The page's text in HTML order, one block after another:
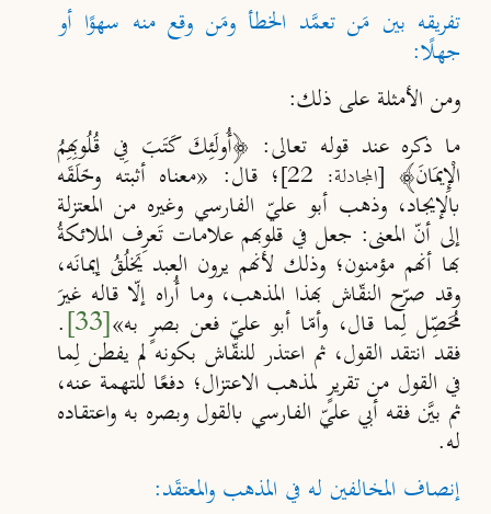
تفريقه بين مَن تعمَّد الخطأ ومَن وقع منه سهوًا أو
جهلًا:
ومن الأمثلة على ذلك:
ما ذكره عند قوله تعالى: ﴿أُولَئِكَ كَتَبَ فِي قُلُوبِهِمُ
الْإِيمَانَ﴾ [المجادلة: 22] ؛ قال: «معناه أثبته وخَلَقَه
بالإيجاد، وذهب أبو علي الفارسي وغيره من المعتزلة
إلى أن المعنى: جعل في قلوبهم علامات تَعرِف الملائكةُ
بها أنهم مؤمنون؛ وذلك لأنهم يرون العبد يَخلُقُ إيمانَه،
وقد صرح النقاش بهذا المذهب، وما أُراه إلا قاله غيرَ
مُحَصِل لِما قال، وأما أبوعلي فعن بصرٍ به»[33]
.
فقد انتقد القول، ثم اعتذر للنقاش بكونه لم يفطن لِما
في القول من تقريرٍ لمذهب الاعتزال؛ دفعًا للتهمة عنه،
ثم بيَن فقه أبي علي الفارسي بالقول وبصره به واعتقاده
له.
إنصاف المخالفين له في المذهب والمعتقَد: